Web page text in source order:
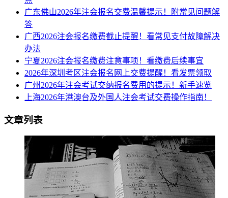
广东佛山2026年注会报名交费温馨提示！附常见问题解
答
广西2026注会报名缴费截止提醒！看常见支付故障解决
办法
宁夏2026注会报名缴费注意事项！看缴费后续事宜
​2026年深圳考区注会报名网上交费提醒！看发票领取
​广州2026年注会考试交纳报名费用的提示！新手速览
上海2026年港澳台及外国人注会考试交费操作指南！
文章列表